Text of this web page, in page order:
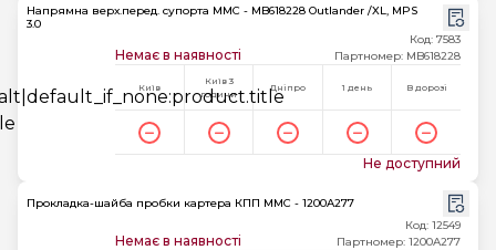
Напрямна верх.перед. супорта MMC - MB618228 Outlander /XL, MPS
3.0
Немає в наявності
Код: 7583
Партномер: MB618228
Київ
Київ 3
години
Дніпро 1 день В дорозі
Не доступний
Прокладка-шайба пробки картера КПП MMC - 1200A277
Немає в наявності
Код: 12549
Партномер: 1200A277